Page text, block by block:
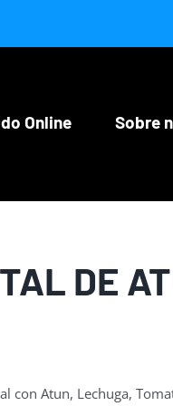
Online Sobre
DE
con Atun, Lechuga,